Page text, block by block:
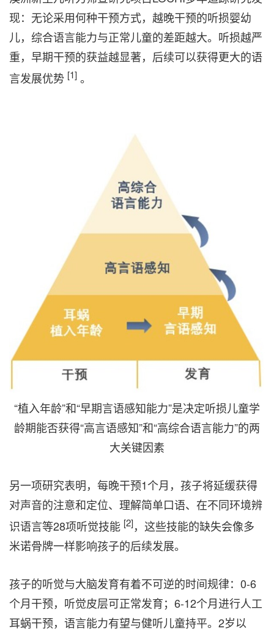
现：无论采用何种干预方式，越晚干预的听损婴幼
儿，综合语言能力与正常儿童的差距越大。听损越严
重，早期干预的获益越显著，后续可以获得更大的语
言发展优势 [1] 。
“植入年龄”和“早期言语感知能力”是决定听损儿童学
龄期能否获得“高言语感知”和“高综合语言能力”的两
大关键因素
另一项研究表明，每晚干预1个月，孩子将延缓获得
对声音的注意和定位、理解简单口语、在不同环境辨
识语言等28项听觉技能 [2]，这些技能的缺失会像多
米诺骨牌一样影响孩子的后续发展。
孩子的听觉与大脑发育有着不可逆的时间规律：0-6
个月干预，听觉皮层可正常发育；6-12个月进行人工
耳蜗干预，语言能力有望与健听儿童持平。2岁以